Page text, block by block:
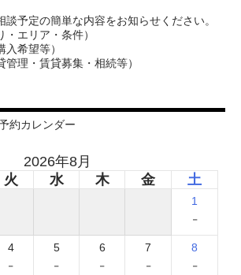
談予定の簡単な内容をお知らせください。
・エリア・条件）
入希望等）
管理・賃貸募集・相続等）
約カレンダー
2026年8月
火 水 木 金 土
1
-
4
-
5
-
6
-
7
-
8
-